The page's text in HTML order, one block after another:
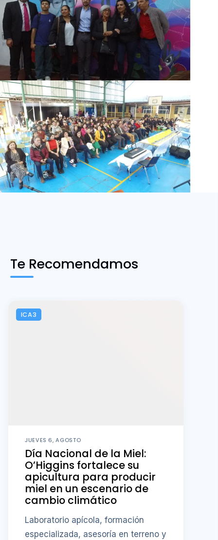
Te Recomendamos
ICA3
JUEVES 6, AGOSTO
Día Nacional de la Miel:
O’Higgins fortalece su
apicultura para producir
miel en un escenario de
cambio climático
Laboratorio apícola, formación
especializada, asesoría en terreno y